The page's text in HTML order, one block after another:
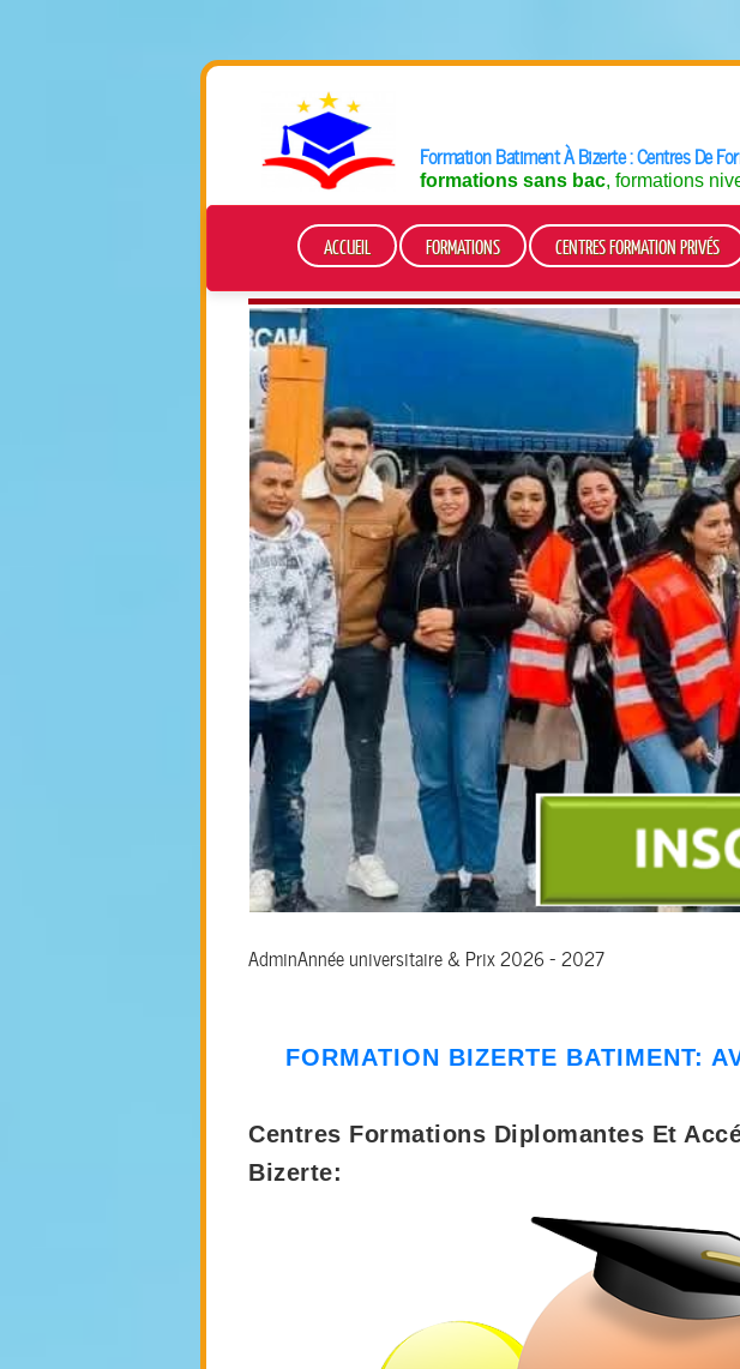
Formation Batiment À Bizerte : Centres De
formations sans bac, formations
ACCUEIL FORMATIONS CENTRES FORMATION PRIVÉS
AdminAnnée universitaire & Prix 2026 - 2027
FORMATION BIZERTE BATIMENT:
Centres Formations Diplomantes Et
Bizerte: